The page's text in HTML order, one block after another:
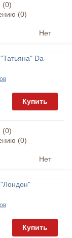
(0)
(0)
Нет
Da-
Купить
(0)
(0)
Нет
"Лондон"
Купить